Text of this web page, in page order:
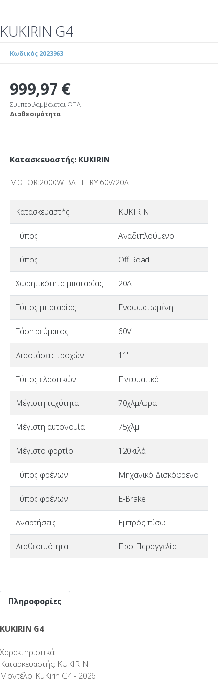
KUKIRIN G4
Κωδικός 2023963
999,97 €
Συμπεριλαμβάνεται ΦΠΑ
Διαθεσιμότητα
Κατασκευαστής: KUKIRIN
MOTOR:2000W BATTERY:60V/20A
Κατασκευαστής KUKIRIN
Τύπος Αναδιπλούμενο
Τύπος Off Road
Χωρητικότητα μπαταρίας 20A
Τύπος μπαταρίας Ενσωματωμένη
Τάση ρεύματος 60V
Διαστάσεις τροχών 11"
Τύπος ελαστικών Πνευματικά
Μέγιστη ταχύτητα 70χλμ/ώρα
Μέγιστη αυτονομία 75χλμ
Μέγιστο φορτίο 120κιλά
Τύπος φρένων Μηχανικό Δισκόφρενο
Τύπος φρένων E-Brake
Αναρτήσεις Εμπρός-πίσω
Διαθεσιμότητα Προ-Παραγγελία
Πληροφορίες
KUKIRIN G4
Χαρακτηριστικά:
Κατασκευαστής: KUKIRIN
Μοντέλο: KuKirin G4 - 2026